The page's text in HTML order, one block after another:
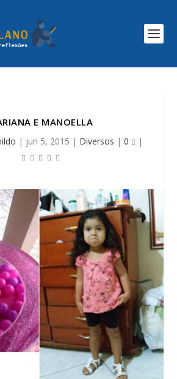
E MANOELLA
| jun 5, 2015 | Diversos | 0 |